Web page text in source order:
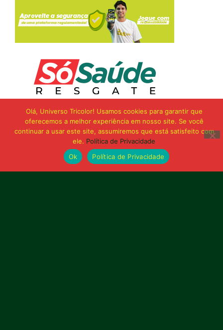
Olá, Universo Tricolor! Usamos cookies para garantir que
oferecemos a melhor experiência em nosso site. Se você
continuar a usar este site, assumiremos que está satisfeito com
ele. Política de Privacidade
Ok
Política de Privacidade